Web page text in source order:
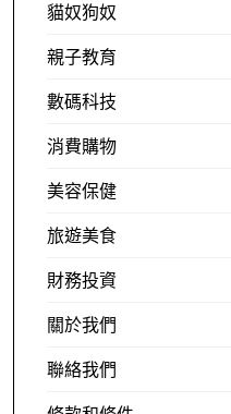
貓奴狗奴
親子教育
數碼科技
消費購物
美容保健
旅遊美食
財務投資
關於我們
聯絡我們